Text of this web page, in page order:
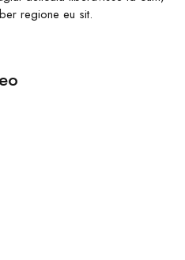
regione eu sit.